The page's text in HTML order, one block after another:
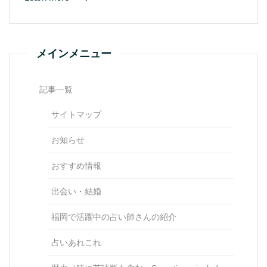
メインメニュー
記事一覧
サイトマップ
お知らせ
おすすめ情報
出会い・結婚
福岡で活躍中の占い師さんの紹介
占いあれこれ